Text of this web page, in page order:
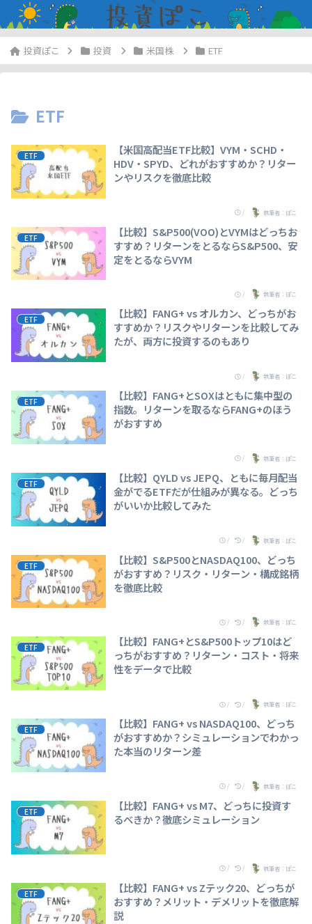
投資 米国株 ETF
ETF
ETF
【米国高配当ETF比較】VYM・SCHD・
HDV・SPYD、どれがおすすめか？リター
ンやリスクを徹底比較
/ 執筆者：ぽこ
ETF
【比較】S&P500(VOO)とVYMはどっちお
すすめ？リターンをとるならS&P500、安
定をとるならVYM
/ 執筆者：ぽこ
ETF
【比較】FANG+ vs オルカン、どっちがお
すすめか？リスクやリターンを比較してみ
たが、両方に投資するのもあり
/ 執筆者：ぽこ
ETF
【比較】FANG+とSOXはともに集中型の
指数。リターンを取るならFANG+のほう
がおすすめ
/ 執筆者：ぽこ
ETF
【比較】QYLD vs JEPQ、ともに毎月配当
金がでるETFだが仕組みが異なる。どっち
がいいか比較してみた
/ / 執筆者：ぽこ
ETF
【比較】S&P500とNASDAQ100、どっち
がおすすめ？リスク・リターン・構成銘柄
を徹底比較
/ / 執筆者：ぽこ
ETF
【比較】FANG+とS&P500トップ10はど
っちがおすすめ？リターン・コスト・将来
性をデータで比較
/ / 執筆者：ぽこ
ETF
【比較】FANG+ vs NASDAQ100、どっち
がおすすめか？シミュレーションでわかっ
た本当のリターン差
/ / 執筆者：ぽこ
ETF
【比較】FANG+ vs M7、どっちに投資す
るべきか？徹底シミュレーション
/ / 執筆者：ぽこ
ETF
【比較】FANG+ vs Zテック20、どっちが
おすすめ？メリット・デメリットを徹底解
説